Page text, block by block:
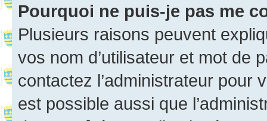
Pourquoi ne puis-je pas me
Plusieurs raisons peuvent
vos nom d’utilisateur et mot de
contactez l’administrateur pour
est possible aussi que